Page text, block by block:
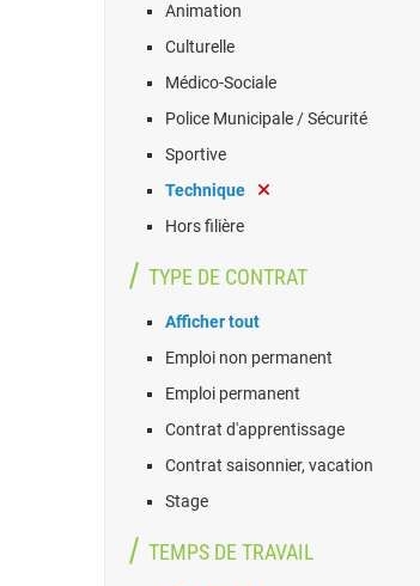
Animation
Culturelle
Médico-Sociale
Police Municipale / Sécurité
Sportive
Technique
Hors filière
TYPE DE CONTRAT
Afficher tout
Emploi non permanent
Emploi permanent
Contrat d'apprentissage
Contrat saisonnier, vacation
Stage
TEMPS DE TRAVAIL